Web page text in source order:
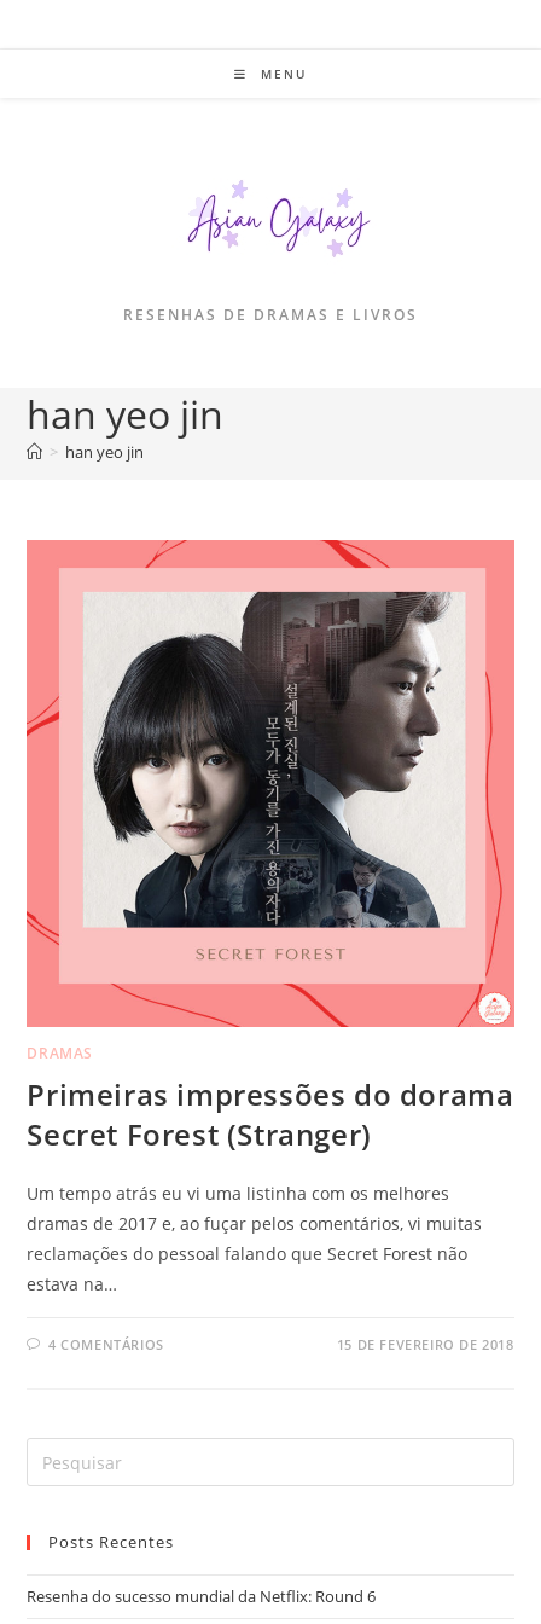
MENU
RESENHAS DE DRAMAS E LIVROS
han yeo jin
> han yeo jin
DRAMAS
Primeiras impressões do dorama
Secret Forest (Stranger)
Um tempo atrás eu vi uma listinha com os melhores
dramas de 2017 e, ao fuçar pelos comentários, vi muitas
reclamações do pessoal falando que Secret Forest não
estava na…
4 COMENTÁRIOS 15 DE FEVEREIRO DE 2018
Posts Recentes
Resenha do sucesso mundial da Netflix: Round 6